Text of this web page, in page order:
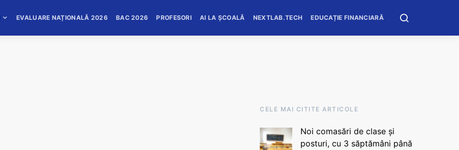
EVALUARE NAȚIONALĂ 2026 BAC 2026 PROFESORI AI LA ȘCOALĂ NEXTLAB.TECH EDUCAȚIE FINANCIARĂ
CELE MAI CITITE ARTICOLE
Noi comasări de clase și
posturi, cu 3 săptămâni până